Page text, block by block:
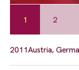
1 2
2011Austria,